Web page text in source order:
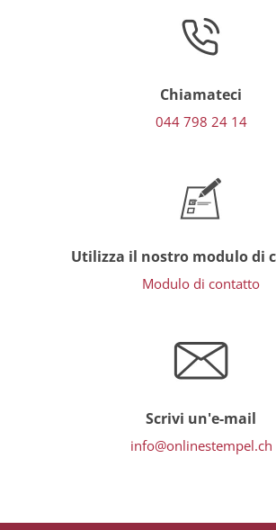
Chiamateci
044 798 24 14
Utilizza il nostro modulo di
Modulo di contatto
Scrivi un'e-mail
info@onlinestempel.ch